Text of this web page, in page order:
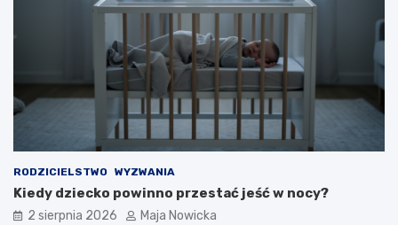
RODZICIELSTWO WYZWANIA
Kiedy dziecko powinno przestać jeść w nocy?
2 sierpnia 2026 Maja Nowicka